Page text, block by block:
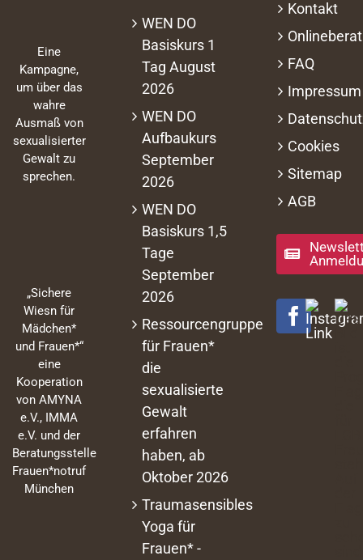
Eine
Kampagne,
um über das
wahre
Ausmaß von
sexualisierter
Gewalt zu
sprechen.
„Sichere
Wiesn für
Mädchen*
und Frauen*“
eine
Kooperation
von AMYNA
e.V., IMMA
e.V. und der
Beratungsstelle
Frauen*notruf
München
WEN DO
Basiskurs 1
Tag August
2026
WEN DO
Aufbaukurs
September
2026
WEN DO
Basiskurs 1,5
Tage
September
2026
Ressourcengruppe
für Frauen*
die
sexualisierte
Gewalt
erfahren
haben, ab
Oktober 2026
Traumasensibles
Yoga für
Frauen* -
Kontakt
FAQ
Impressum
Cookies
Sitemap
AGB